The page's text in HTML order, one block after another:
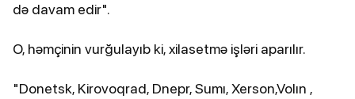
də davam edir".
O, həmçinin vurğulayıb ki, xilasetmə işləri aparılır.
"Donetsk, Kirovoqrad, Dnepr, Sumı, Xerson,Volın ,